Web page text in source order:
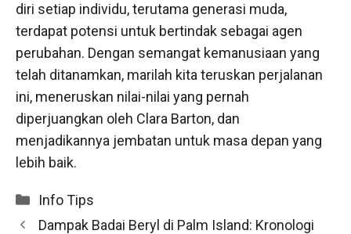
diri setiap individu, terutama generasi muda,
terdapat potensi untuk bertindak sebagai agen
perubahan. Dengan semangat kemanusiaan yang
telah ditanamkan, marilah kita teruskan perjalanan
ini, meneruskan nilai-nilai yang pernah
diperjuangkan oleh Clara Barton, dan
menjadikannya jembatan untuk masa depan yang
lebih baik.
Categories
Info Tips
Dampak Badai Beryl di Palm Island: Kronologi